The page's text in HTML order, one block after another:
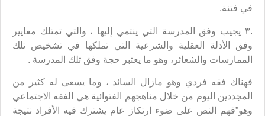
في فتنة.
.٣ يجيب وفق المدرسة التي ينتمي إليها ، والتي تمتلك معايير
وفق الأدلة العقلية والشرعية التي تملكها في تشخيص تلك
الممارسات والشعائر، وهو ما يعتبر حجة وفق تلك المدرسة .
فهناك فقه فردي وهو مازال السائد ، وما يسعى له كثير من
المجددين اليوم من خلال مناهجهم الفتوائية هي الفقه الاجتماعي
وهو”فهم النص على ضوء ارتكاز عام يشترك فيه الأفراد نتيجة